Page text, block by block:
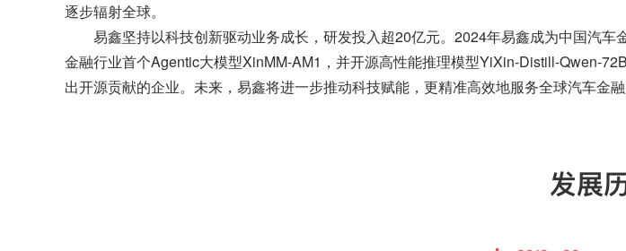
逐步辐射全球。
易鑫坚持以科技创新驱动业务成长，研发投入超20亿元。2024年易鑫成为中国汽
金融行业首个Agentic大模型XinMM-AM1，并开源高性能推理模型YiXin-Distill-Qwen-
出开源贡献的企业。未来，易鑫将进一步推动科技赋能，更精准高效地服务全球汽车金